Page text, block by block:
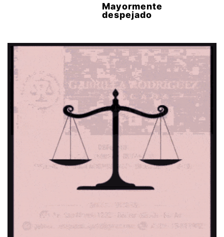
Mayormente
despejado